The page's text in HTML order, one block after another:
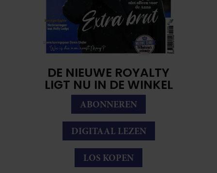
DE NIEUWE ROYALTY
LIGT NU IN DE WINKEL
ABONNEREN
DIGITAAL LEZEN
LOS KOPEN